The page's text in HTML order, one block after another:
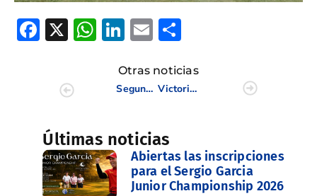
Facebook
X WhatsApp
LinkedIn
Email
Otras noticias
Segunda parada del Circuito Sénior Caixa Popular en Mediterráneo Golf
Victoria de José María Ortiz de Pinedo en el IV Puntuable Nacional de P&P 2024 en Masía de las Estrellas
Últimas noticias
Abiertas las inscripciones
para el Sergio Garcia
Junior Championship 2026